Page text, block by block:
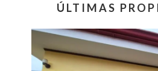
ÚLTIMAS